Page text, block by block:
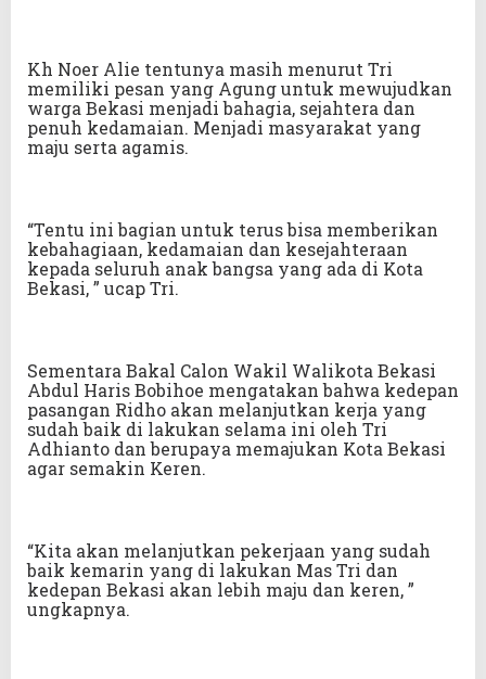
Kh Noer Alie tentunya masih menurut Tri
memiliki pesan yang Agung untuk mewujudkan
warga Bekasi menjadi bahagia, sejahtera dan
penuh kedamaian. Menjadi masyarakat yang
maju serta agamis.
“Tentu ini bagian untuk terus bisa memberikan
kebahagiaan, kedamaian dan kesejahteraan
kepada seluruh anak bangsa yang ada di Kota
Bekasi, ” ucap Tri.
Sementara Bakal Calon Wakil Walikota Bekasi
Abdul Haris Bobihoe mengatakan bahwa kedepan
pasangan Ridho akan melanjutkan kerja yang
sudah baik di lakukan selama ini oleh Tri
Adhianto dan berupaya memajukan Kota Bekasi
agar semakin Keren.
“Kita akan melanjutkan pekerjaan yang sudah
baik kemarin yang di lakukan Mas Tri dan
kedepan Bekasi akan lebih maju dan keren, ”
ungkapnya.